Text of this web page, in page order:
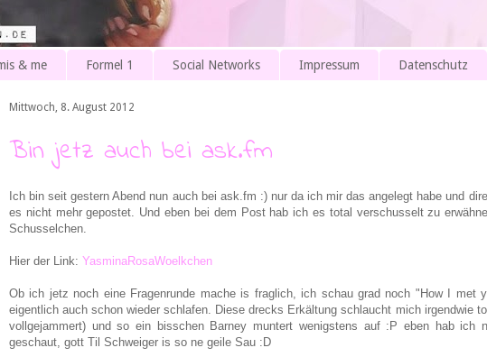
& me Formel 1 Social Networks Impressum Datenschutz
Mittwoch, 8. August 2012
Bin jetz auch bei ask.fm
Ich bin seit gestern Abend nun auch bei ask.fm :) nur da ich mir das angelegt habe und
es nicht mehr gepostet. Und eben bei dem Post hab ich es total verschusselt zu
Schusselchen.
Hier der Link: YasminaRosaWoelkchen
Ob ich jetz noch eine Fragenrunde mache is fraglich, ich schau grad noch "How I met
eigentlich auch schon wieder schlafen. Diese drecks Erkältung schlaucht mich irgendwie
vollgejammert) und so ein bisschen Barney muntert wenigstens auf :P eben hab ich
geschaut, gott Til Schweiger is so ne geile Sau :D